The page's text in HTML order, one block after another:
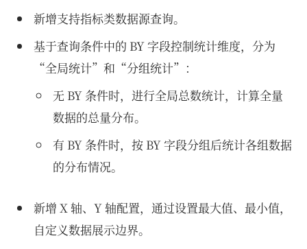
新增支持指标类数据源查询。
基于查询条件中的 BY 字段控制统计维度，分为
“全局统计”和“分组统计”：
无 BY 条件时，进行全局总数统计，计算全量
数据的总量分布。
有 BY 条件时，按 BY 字段分组后统计各组数据
的分布情况。
新增 X 轴、Y 轴配置，通过设置最大值、最小值，
自定义数据展示边界。